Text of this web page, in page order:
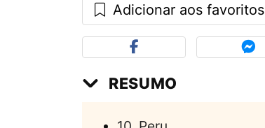
Adicionar aos favoritos
RESUMO